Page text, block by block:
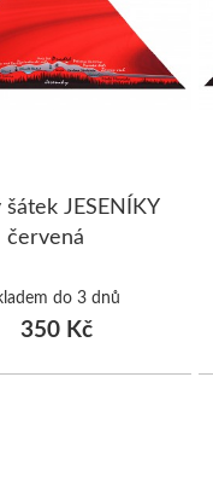
ŠUMAVA
JAVORNÍKY
JESENÍKY
červená
do 3 dnů
350 Kč